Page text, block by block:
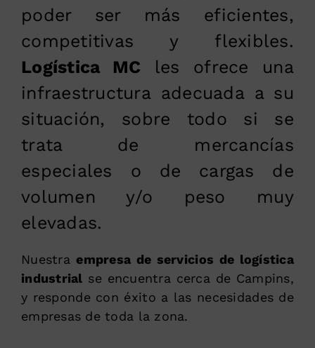
poder ser más eficientes,
competitivas y flexibles.
Logística MC les ofrece una
infraestructura adecuada a su
situación, sobre todo si se
trata de mercancías
especiales o de cargas de
volumen y/o peso muy
elevadas.
Nuestraempresa de servicios de logística
industrial se encuentra cerca de Campins,
y responde con éxito a las necesidades de
empresas de toda la zona.